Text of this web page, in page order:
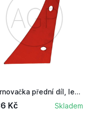
Odhrnovačka přední díl, levé provedení, včetně ...
Kč Skladem